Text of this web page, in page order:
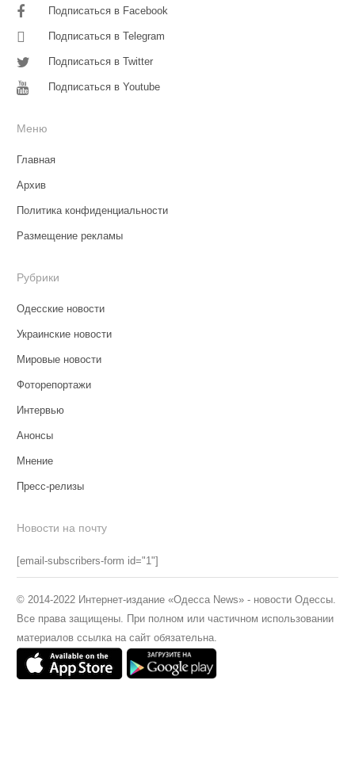
Подписаться в Facebook
Подписаться в Telegram
Подписаться в Twitter
Подписаться в Youtube
Меню
Главная
Архив
Политика конфиденциальности
Размещение рекламы
Рубрики
Одесские новости
Украинские новости
Мировые новости
Фоторепортажи
Интервью
Анонсы
Мнение
Пресс-релизы
Новости на почту
[email-subscribers-form id="1"]
© 2014-2022 Интернет-издание «Одесса News» - новости Одессы.
Все права защищены. При полном или частичном использовании
материалов ссылка на сайт обязательна.